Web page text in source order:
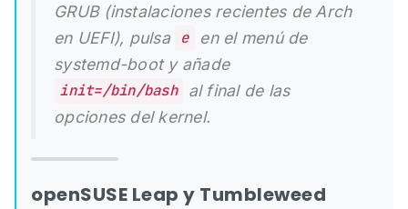
GRUB (instalaciones recientes de Arch
en UEFI), pulsa e
en el menú de
systemd-boot y añade
init=/bin/bash
al final de las
opciones del kernel.
openSUSE Leap y Tumbleweed